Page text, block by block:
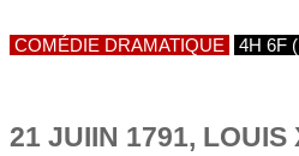
COMÉDIE DRAMATIQUE 4H 6F
21 JUIIN 1791, LOUIS